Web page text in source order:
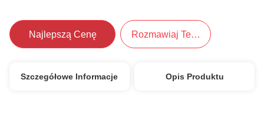
Najlepszą Cenę Rozmawiaj Teraz.
Szczegółowe Informacje Opis Produktu